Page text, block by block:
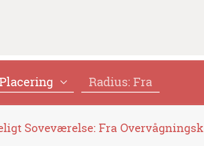
Radius: Fra
Soveværelse: Fra